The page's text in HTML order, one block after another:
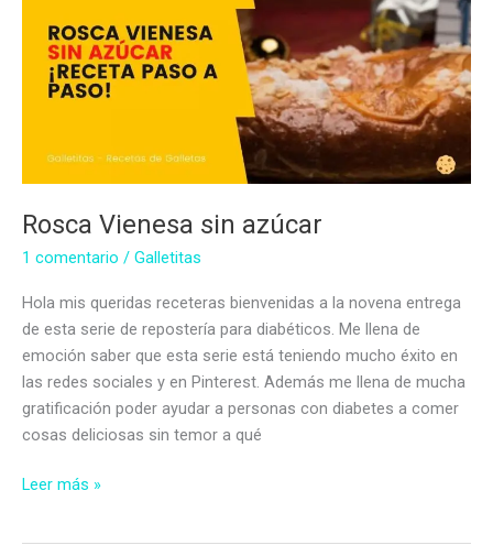
Rosca Vienesa sin azúcar
1 comentario / Galletitas
Hola mis queridas receteras bienvenidas a la novena entrega
de esta serie de repostería para diabéticos. Me llena de
emoción saber que esta serie está teniendo mucho éxito en
las redes sociales y en Pinterest. Además me llena de mucha
gratificación poder ayudar a personas con diabetes a comer
cosas deliciosas sin temor a qué
Rosca
Leer más »